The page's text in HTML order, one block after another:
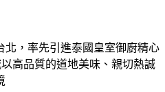
北，率先引進泰國皇室御廚精心
高品質的道地美味、親切熱誠